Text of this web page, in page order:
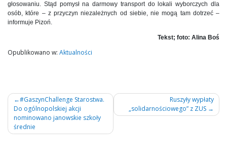
głosowaniu. Stąd pomysł na darmowy transport do lokali wyborczych dla
osób, które – z przyczyn niezależnych od siebie, nie mogą tam dotrzeć –
informuje Pizoń.
Tekst; foto: Alina Boś
Opublikowano w: Aktualności
Nawigacja
wpisu
#GaszynChallenge Starostwa.
Do ogólnopolskiej akcji
nominowano janowskie szkoły
średnie
Ruszyły wypłaty
„solidarnościowego” z ZUS